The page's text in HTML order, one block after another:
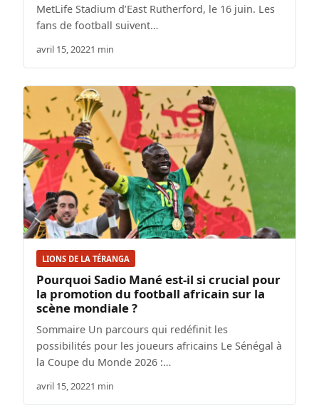
MetLife Stadium d’East Rutherford, le 16 juin. Les
fans de football suivent…
avril 15, 20221 min
LIONS DE LA TÉRANGA
Pourquoi Sadio Mané est-il si crucial pour
la promotion du football africain sur la
scène mondiale ?
Sommaire Un parcours qui redéfinit les
possibilités pour les joueurs africains Le Sénégal à
la Coupe du Monde 2026 :…
avril 15, 20221 min